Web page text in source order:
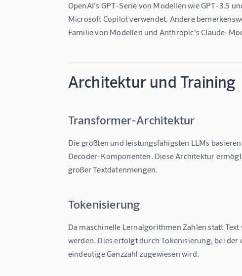
OpenAI's GPT-Serie von Modellen wie GPT-3.5
Microsoft Copilot verwendet. Andere
Familie von Modellen und Anthropic's Claude-
Architektur und Training
Transformer-Architektur
Die größten und leistungsfähigsten LLMs
Decoder-Komponenten. Diese Architektur
großer Textdatenmengen.
Tokenisierung
Da maschinelle Lernalgorithmen Zahlen statt
werden. Dies erfolgt durch Tokenisierung, bei
eindeutige Ganzzahl zugewiesen wird.